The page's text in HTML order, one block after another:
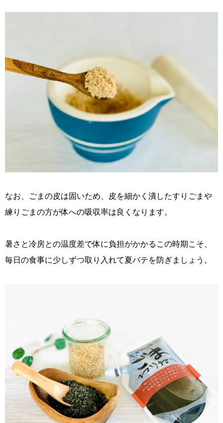
なお、ごまの皮は固いため、皮を細かく潰したすりごまや
練りごまの方が体への吸収率は良くなります。
暑さと冷房との温度差で体に負担がかかるこの時期こそ、
毎日の食事に少しずつ取り入れて夏バテを防ぎましょう。